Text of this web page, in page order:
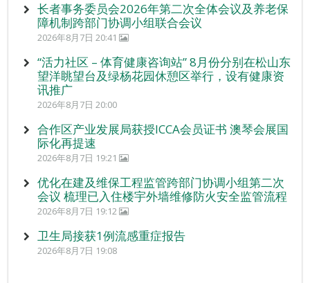
长者事务委员会2026年第二次全体会议及养老保
障机制跨部门协调小组联合会议
2026年8月7日 20:41
“活力社区 – 体育健康咨询站” 8月份分别在松山东
望洋眺望台及绿杨花园休憩区举行，设有健康资
讯推广
2026年8月7日 20:00
合作区产业发展局获授ICCA会员证书 澳琴会展国
际化再提速
2026年8月7日 19:21
优化在建及维保工程监管跨部门协调小组第二次
会议 梳理已入住楼宇外墙维修防火安全监管流程
2026年8月7日 19:12
卫生局接获1例流感重症报告
2026年8月7日 19:08